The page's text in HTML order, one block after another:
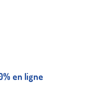
en ligne